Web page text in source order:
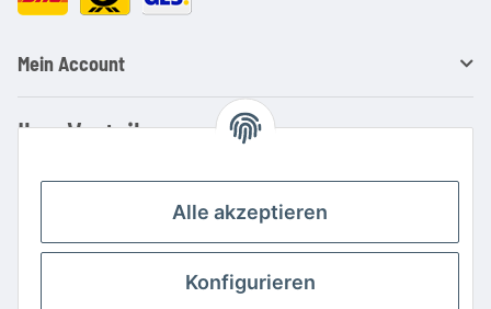
Mein Account
Ihre Vorteile
Kauf auf Rechnung
Große Auswahl an Netzteilen und Ladegeräten
Alle akzeptieren
Konfigurieren